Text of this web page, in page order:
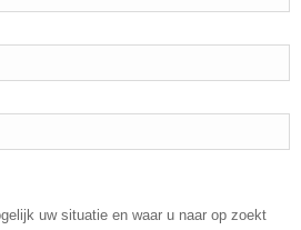
uw situatie en waar u naar op zoekt